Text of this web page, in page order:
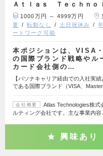
Ａｔｌａｓ Ｔｅｃｈｎｏ
1000万円 ～ 4999万円
要
転勤なし 土日祝休み
ートワーク可能
本ポジションは、VISA
の国際ブランド戦略やル
カード会社側の…
【パソナキャリア経由での入社実
である国際ブランド（VISA、
会社概要
Atlas Technologies株
ルティング会社です。主な事業内容
興味あり